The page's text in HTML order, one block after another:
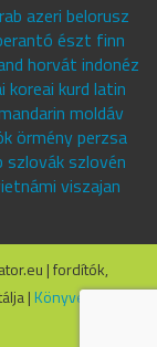
azeri belorusz
észt finn
horvát indonéz
koreai kurd latin
moldáv
örmény perzsa
szlovák szlovén
viszajan
| fordítók,
| Könyvelők.hu